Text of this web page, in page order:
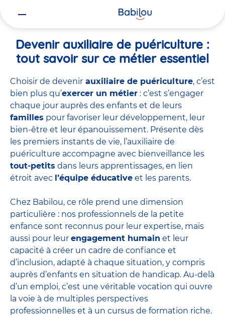
Devenir auxiliaire de puériculture :
tout savoir sur ce métier essentiel
Choisir de devenir auxiliaire de puériculture, c’est
bien plus qu’exercer un métier : c’est s’engager
chaque jour auprès des enfants et de leurs
familles pour favoriser leur développement, leur
bien-être et leur épanouissement. Présente dès
les premiers instants de vie, l’auxiliaire de
puériculture accompagne avec bienveillance les
tout-petits dans leurs apprentissages, en lien
étroit avec l’équipe éducative et les parents.
Chez Babilou, ce rôle prend une dimension
particulière : nos professionnels de la petite
enfance sont reconnus pour leur expertise, mais
aussi pour leur engagement humain et leur
capacité à créer un cadre de confiance et
d’inclusion, adapté à chaque situation, y compris
auprès d’enfants en situation de handicap. Au-delà
d’un emploi, c’est une véritable vocation qui ouvre
la voie à de multiples perspectives
professionnelles et à un cursus de formation riche.